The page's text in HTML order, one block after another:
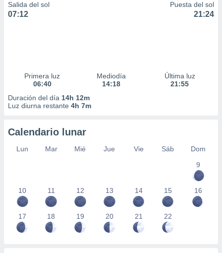
Salida del sol
07:12
Puesta del sol
21:24
Primera luz
06:40
Mediodía
14:18
Última luz
21:55
Duración del día 14h 12m
Luz diurna restante 4h 7m
Calendario lunar
Lun Mar Mié Jue Vie Sáb
Dom
9
10 11 12 13 14 15 16
17 18 19 20 21 22